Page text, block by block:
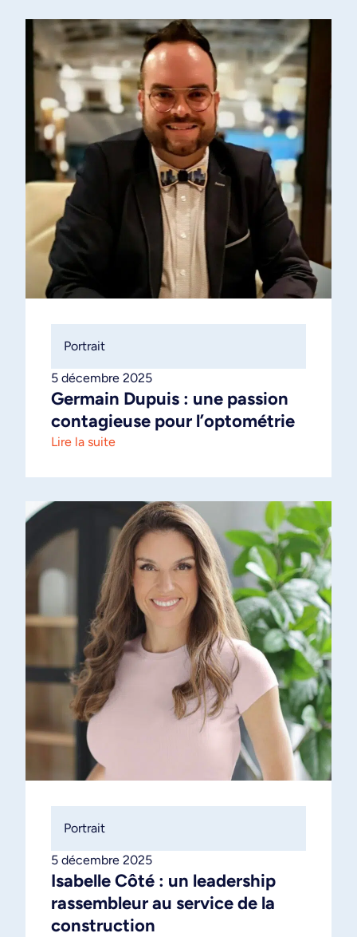
5 décembre 2025
Portrait
Germain Dupuis : une passion
contagieuse pour l’optométrie
Lire la suite
5 décembre 2025
Portrait
Isabelle Côté : un leadership
rassembleur au service de la
construction